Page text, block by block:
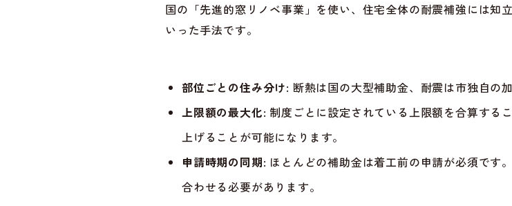
国の「先進的窓リノベ事業」を使い、住宅全体の耐震補強には知
いった手法です。
部位ごとの住み分け: 断熱は国の大型補助金、耐震は市独自の
上限額の最大化: 制度ごとに設定されている上限額を合算する
上げることが可能になります。
申請時期の同期: ほとんどの補助金は着工前の申請が必須です
合わせる必要があります。